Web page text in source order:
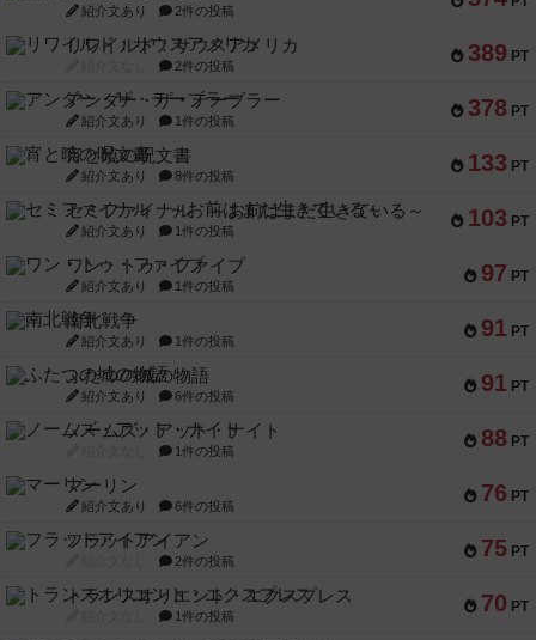
紹介文あり 2件の投稿
389 PT
リワイルド：サウスアメリカ
2件の投稿
378 PT
アンダー・ザ・テーブラー
紹介文あり 1件の投稿
133 PT
宵と暁の呪文書
紹介文あり 8件の投稿
103 PT
セミファイナル ～お前はまだ生きている～
紹介文あり 1件の投稿
97 PT
ワン・トゥ・ファイブ
紹介文あり 1件の投稿
91 PT
南北戦争
紹介文あり 1件の投稿
91 PT
ふたつの城の物語
紹介文あり 6件の投稿
88 PT
ノームズ・アット・ナイト
1件の投稿
76 PT
マーリン
紹介文あり 6件の投稿
75 PT
フラットアイアン
2件の投稿
70 PT
トランスオリエント・エクスプレス
1件の投稿